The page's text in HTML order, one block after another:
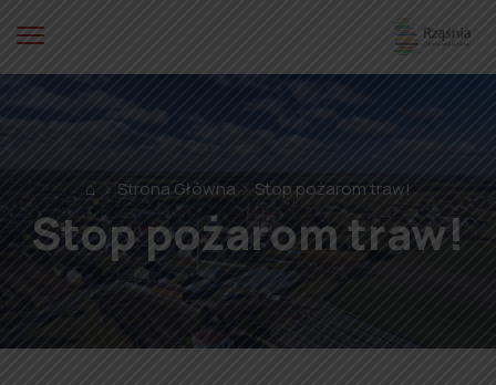
⌂ Strona Główna Stop pożarom traw!
Stop pożarom traw!